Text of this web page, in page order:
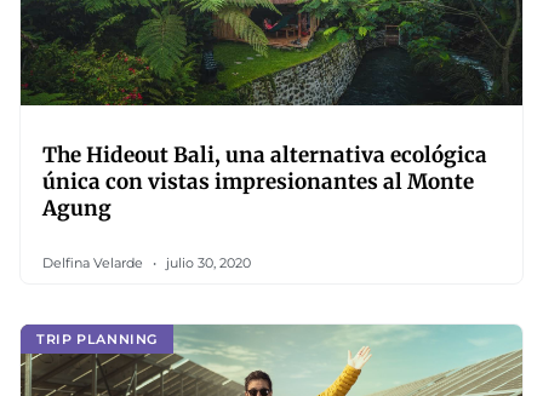
The Hideout Bali, una alternativa ecológica
única con vistas impresionantes al Monte
Agung
Delfina Velarde julio 30, 2020
TRIP PLANNING